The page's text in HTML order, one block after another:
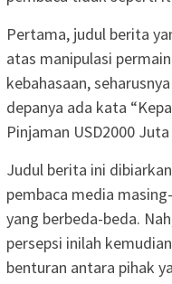
Pertama, judul berita
atas manipulasi
kebahasaan,
depanya ada kata
Pinjaman USD2000
Judul berita ini
pembaca media
yang berbeda-beda.
persepsi inilah
benturan antara pihak